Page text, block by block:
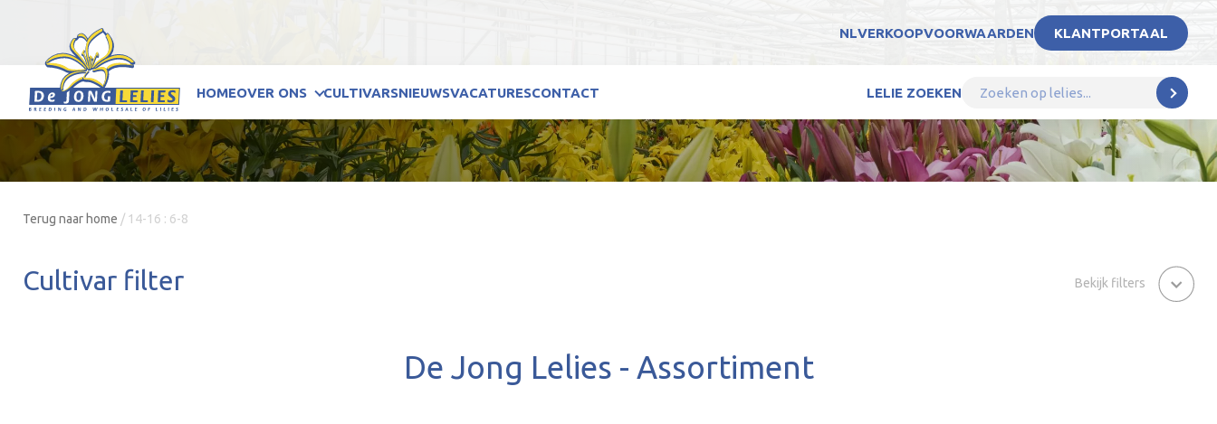
NLVERKOOPVOORWAARDEN KLANTPORTAAL
HOMEOVER ONS CULTIVARSNIEUWSVACATURESCONTACT LELIE ZOEKEN
Terug naar home / 14-16 : 6-8
Cultivar filter Bekijk filters
De Jong Lelies - Assortiment